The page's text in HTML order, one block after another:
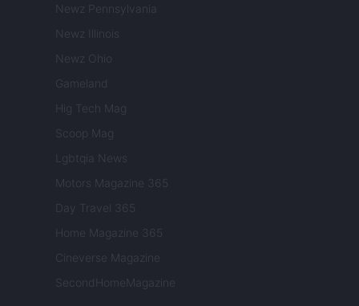
Newz Pennsylvania
Newz Illinois
Newz Ohio
Gameland
Hig Tech Mag
Scoop Mag
Lgbtqia News
Motors Magazine 365
Day Travel 365
Home Magazine 365
Cineverse Magazine
SecondHomeMagazine